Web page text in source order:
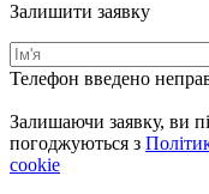
Залишити заявку
Телефон введено
Залишаючи заявку, ви
погоджуються з
cookie